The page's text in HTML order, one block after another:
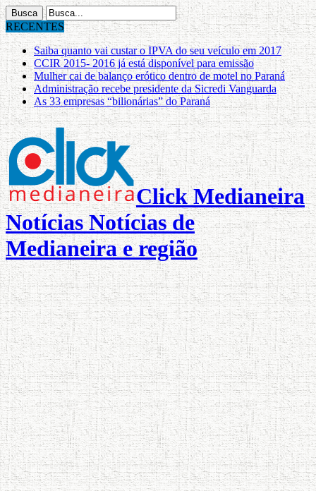
RECENTES
Saiba quanto vai custar o IPVA do seu veículo em 2017
CCIR 2015- 2016 já está disponível para emissão
Mulher cai de balanço erótico dentro de motel no Paraná
Administração recebe presidente da Sicredi Vanguarda
As 33 empresas “bilionárias” do Paraná
Click Medianeira
Notícias Notícias de
Medianeira e região